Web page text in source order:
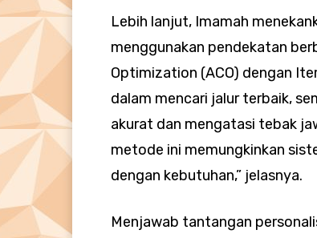
Lebih lanjut, Imamah
menggunakan pendekatan
Optimization (ACO) dengan
dalam mencari jalur terbaik,
akurat dan mengatasi tebak
metode ini memungkinkan
dengan kebutuhan,” jelasnya.
Menjawab tantangan